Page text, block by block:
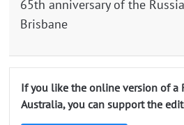
65th anniversary of the
Brisbane
If you like the online version of a
Australia, you can support the